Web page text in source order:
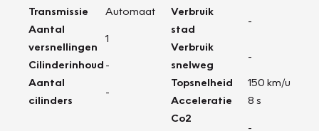
Transmissie
Automaat
Aantal
versnellingen
1
Cilinderinhoud -
Aantal
cilinders
-
Verbruik
stad
-
Verbruik
snelweg
-
Topsnelheid
150 km/u
Acceleratie
8 s
Co2
-